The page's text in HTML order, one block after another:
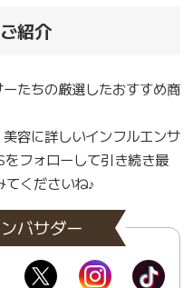
紹介
たちの厳選したおすすめ商
容に詳しいインフルエンサ
フォローして引き続き最
くださいね♪
バサダー